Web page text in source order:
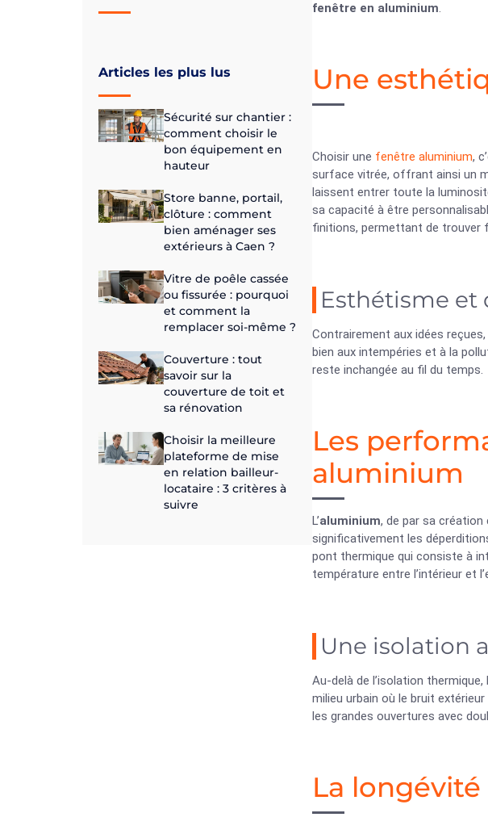
Articles les plus lus
Sécurité sur chantier :
comment choisir le
bon équipement en
hauteur
Store banne, portail,
clôture : comment
bien aménager ses
extérieurs à Caen ?
Vitre de poêle cassée
ou fissurée : pourquoi
et comment la
remplacer soi-même ?
Couverture : tout
savoir sur la
couverture de toit et
sa rénovation
Choisir la meilleure
plateforme de mise
en relation bailleur-
locataire : 3 critères à
suivre
fenêtre en aluminium.
Une
Choisir une fenêtre aluminium,
surface vitrée, offrant ainsi un
laissent entrer toute la
sa capacité à être
finitions, permettant de trouver
Esthétisme et
Contrairement aux idées
bien aux intempéries et à la
reste inchangée au fil du temps.
Les
aluminium
L’aluminium, de par sa
significativement les
pont thermique qui consiste à
température entre l’intérieur et
Une isolation
Au-delà de l’isolation
milieu urbain où le bruit
les grandes ouvertures avec
La